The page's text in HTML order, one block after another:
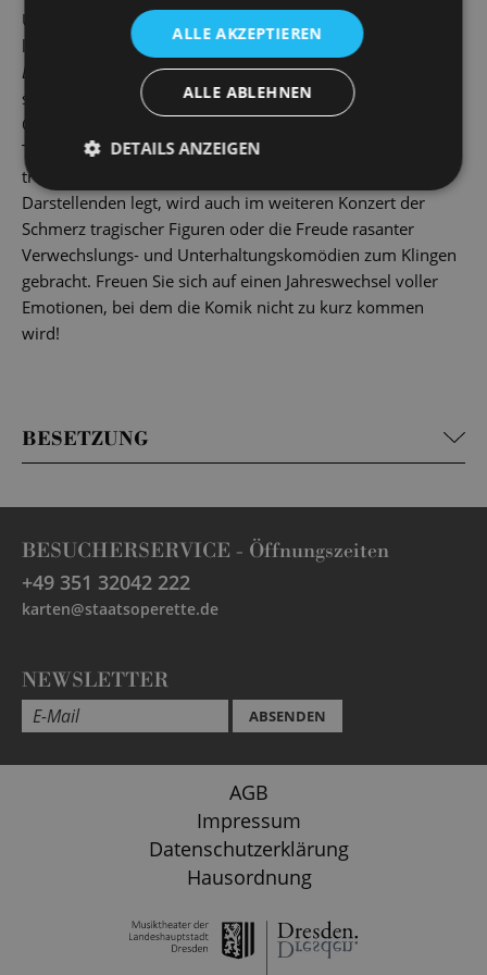
Unter der Leitung von Chefdirigent Michael Ellis Ingram
lässt das Orchester der Staatsoperette nicht nur Teile der
Boutique fantastiquelive zum Pantomimenspiel erklingen,
sondern rahmt das szenische Ereignis mit weiteren
Orchester- und Gesangswerken zwischen Komödie und
Tragödie. So wie Pantomime die Emotion auf die Spitze
treibt und diese gut sichtbar in die Mimik der
Darstellenden legt, wird auch im weiteren Konzert der
Schmerz tragischer Figuren oder die Freude rasanter
Verwechslungs- und Unterhaltungskomödien zum Klingen
gebracht. Freuen Sie sich auf einen Jahreswechsel voller
Emotionen, bei dem die Komik nicht zu kurz kommen
wird!
BESETZUNG
BESUCHERSERVICE - Öffnungszeiten
+49 351 32042 222
karten@staatsoperette.de
NEWSLETTER
ABSENDEN
AGB
Impressum
Datenschutzerklärung
Hausordnung
ALLE AKZEPTIEREN
ALLE ABLEHNEN
DETAILS ANZEIGEN